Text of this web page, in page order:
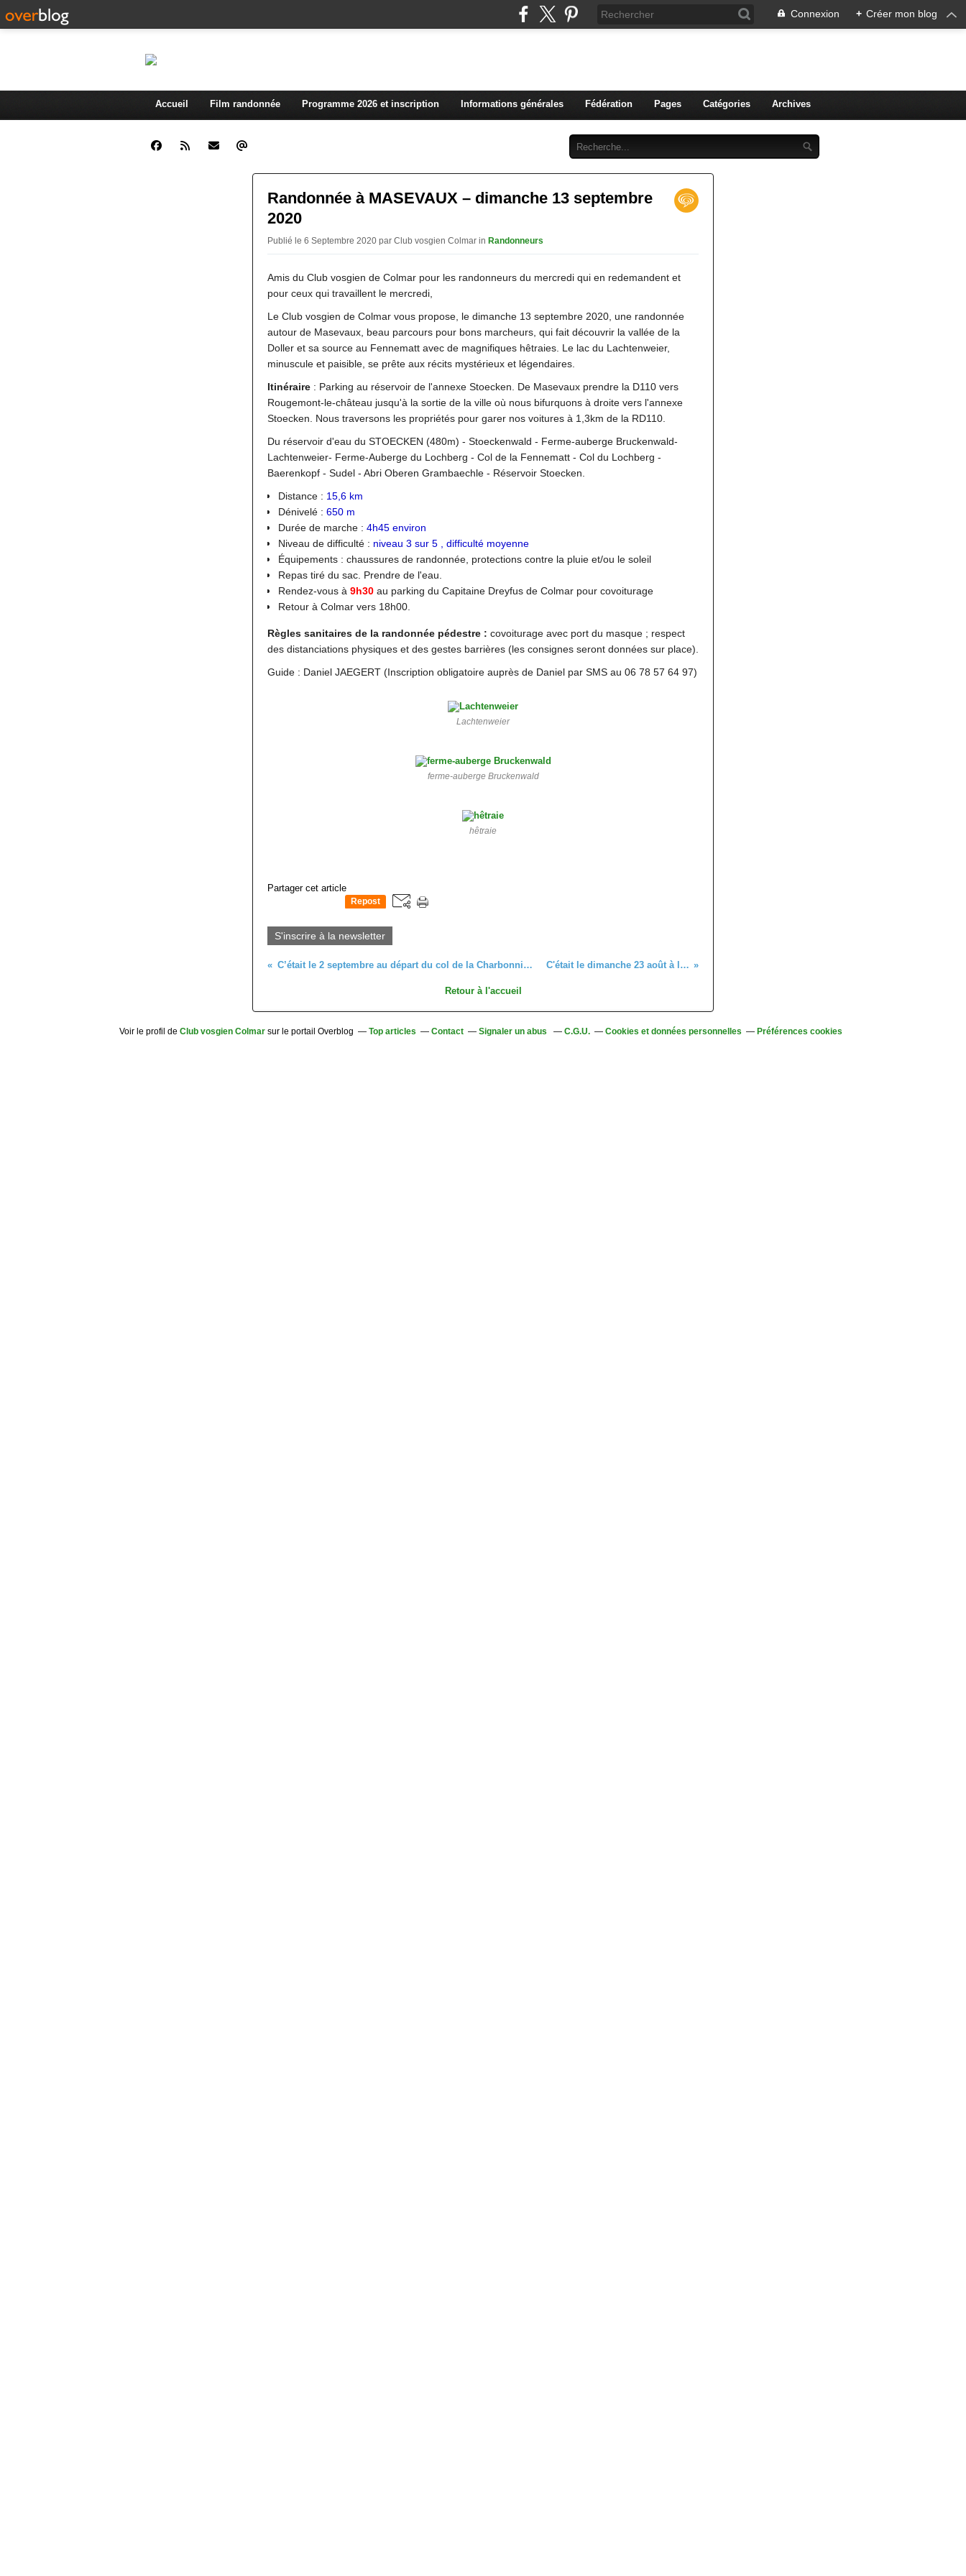
Connexion + Créer mon blog
Accueil Film randonnée Programme 2026 et inscription Informations générales Fédération Pages Catégories Archives
Randonnée à MASEVAUX – dimanche 13 septembre
2020
Publié le 6 Septembre 2020 par Club vosgien Colmar in Randonneurs
Amis du Club vosgien de Colmar pour les randonneurs du mercredi qui en redemandent et
pour ceux qui travaillent le mercredi,
Le Club vosgien de Colmar vous propose, le dimanche 13 septembre 2020, une randonnée
autour de Masevaux, beau parcours pour bons marcheurs, qui fait découvrir la vallée de la
Doller et sa source au Fennematt avec de magnifiques hêtraies. Le lac du Lachtenweier,
minuscule et paisible, se prête aux récits mystérieux et légendaires.
Itinéraire : Parking au réservoir de l'annexe Stoecken. De Masevaux prendre la D110 vers
Rougemont-le-château jusqu'à la sortie de la ville où nous bifurquons à droite vers l'annexe
Stoecken. Nous traversons les propriétés pour garer nos voitures à 1,3km de la RD110.
Du réservoir d'eau du STOECKEN (480m) - Stoeckenwald - Ferme-auberge Bruckenwald-
Lachtenweier- Ferme-Auberge du Lochberg - Col de la Fennematt - Col du Lochberg -
Baerenkopf - Sudel - Abri Oberen Grambaechle - Réservoir Stoecken.
Distance : 15,6 km
Dénivelé : 650 m
Durée de marche : 4h45 environ
Niveau de difficulté : niveau 3 sur 5 , difficulté moyenne
Équipements : chaussures de randonnée, protections contre la pluie et/ou le soleil
Repas tiré du sac. Prendre de l'eau.
Rendez-vous à 9h30 au parking du Capitaine Dreyfus de Colmar pour covoiturage
Retour à Colmar vers 18h00.
Règles sanitaires de la randonnée pédestre : covoiturage avec port du masque ; respect
des distanciations physiques et des gestes barrières (les consignes seront données sur place).
Guide : Daniel JAEGERT (Inscription obligatoire auprès de Daniel par SMS au 06 78 57 64 97)
Lachtenweier
ferme-auberge Bruckenwald
hêtraie
Partager cet article
Repost
S'inscrire à la newsletter
C’était le 2 septembre au départ du col de la Charbonnière avec les randonneurs. C'était le dimanche 23 août à la tête des Faux
Retour à l'accueil
Voir le profil de Club vosgien Colmar sur le portail Overblog Top articles Contact Signaler un abus C.G.U. Cookies et données personnelles Préférences cookies